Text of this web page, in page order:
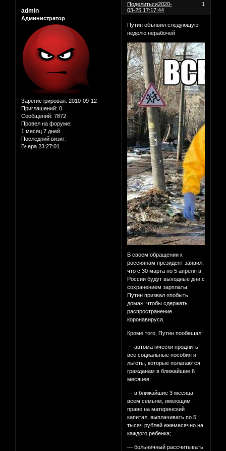
Поделиться 1
2020-
03-25 17:17:44
admin
Администратор
Зарегистрирован: 2010-09-12
Приглашений: 0
Сообщений: 7872
Провел на форуме:
1 месяц 7 дней
Последний визит:
Вчера 23:27:01
Путин объявил следующую
неделю нерабочей
В своем обращении к
россиянам президент заявил,
что с 30 марта по 5 апреля в
России будут выходные дни с
сохранением зарплаты.
Путин призвал «побыть
дома», чтобы сдержать
распространение
коронавируса.
Кроме того, Путин пообещал:
— автоматически продлить
все социальные пособия и
льготы, которые полагаются
гражданам в ближайшие 6
месяцев;
— в ближайшие 3 месяца
всем семьям, имеющим
право на материнский
капитал, выплачивать по 5
тысяч рублей ежемесячно на
каждого ребенка;
— больничный рассчитывать